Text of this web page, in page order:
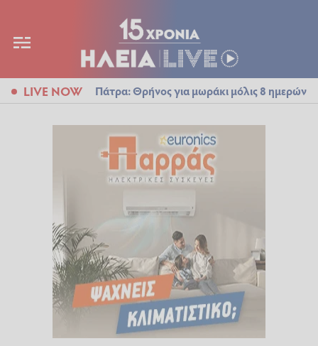
LIVE NOW Πάτρα: Θρήνος για μωράκι μόλις 8 ημερών